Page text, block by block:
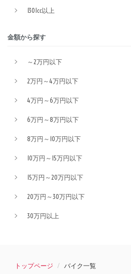
1301cc以上
金額から探す
～2万円以下
2万円～4万円以下
4万円～6万円以下
6万円～8万円以下
8万円～10万円以下
10万円～15万円以下
15万円～20万円以下
20万円～30万円以下
30万円以上
トップページ バイク一覧